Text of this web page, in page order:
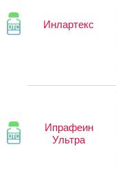
Инлартекс
Ипрафеин
Ультра